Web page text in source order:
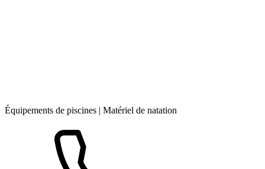
Équipements de piscines | Matériel de natation